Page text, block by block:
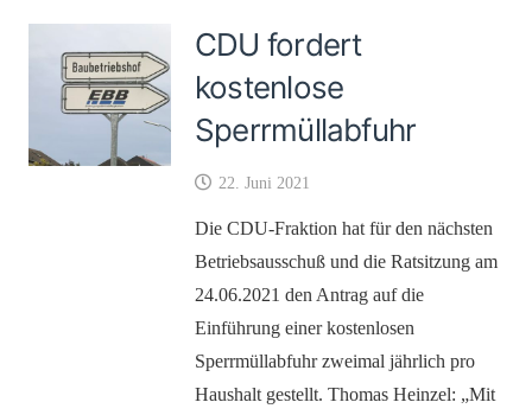
CDU fordert
kostenlose
Sperrmüllabfuhr
22. Juni 2021
Die CDU-Fraktion hat für den nächsten
Betriebsausschuß und die Ratsitzung am
24.06.2021 den Antrag auf die
Einführung einer kostenlosen
Sperrmüllabfuhr zweimal jährlich pro
Haushalt gestellt. Thomas Heinzel: „Mit